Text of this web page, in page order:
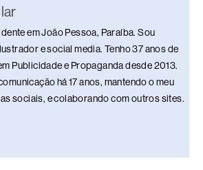
em João Pessoa, Paraíba. Sou
e social media. Tenho 37 anos de
Publicidade e Propaganda desde 2013.
há 17 anos, mantendo o meu
sociais, e colaborando com outros sites.